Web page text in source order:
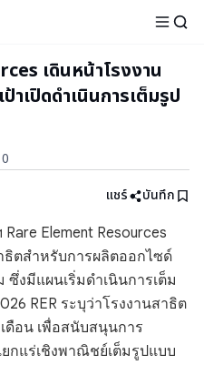
เดินหน้าโรงงาน
เปิดดำเนินการเต็มรูป
แชร์
บันทึก
Element Resources
ธิตสำหรับการผลิตออกไซด์
งมีแผนเริ่มดำเนินการเต็ม
RER ระบุว่าโรงงานสาธิต
ดือน เพื่อสนับสนุนการ
กแร่เชิงพาณิชย์เต็มรูปแบบ